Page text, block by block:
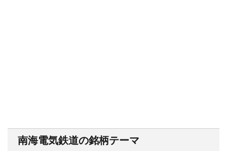
南海電気鉄道の銘柄テーマ